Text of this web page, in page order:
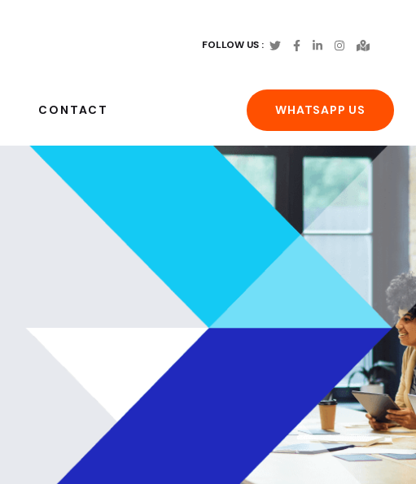
FOLLOW US :
CONTACT WHATSAPP US